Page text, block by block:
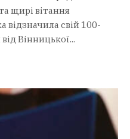
щирі вітання
відзначила свій 100-
Вінницької...